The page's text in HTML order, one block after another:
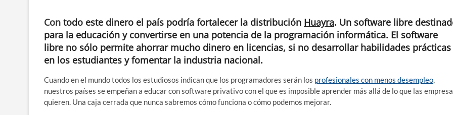
Con todo este dinero el país podría fortalecer la distribución Huayra. Un software libre
para la educación y convertirse en una potencia de la programación informática. El software
libre no sólo permite ahorrar mucho dinero en licencias, si no desarrollar habilidades prácticas
en los estudiantes y fomentar la industria nacional.
Cuando en el mundo todos los estudiosos indican que los programadores serán los profesionales con menos desempleo,
nuestros países se empeñan a educar con software privativo con el que es imposible aprender más allá de lo que las
quieren. Una caja cerrada que nunca sabremos cómo funciona o cómo podemos mejorar.